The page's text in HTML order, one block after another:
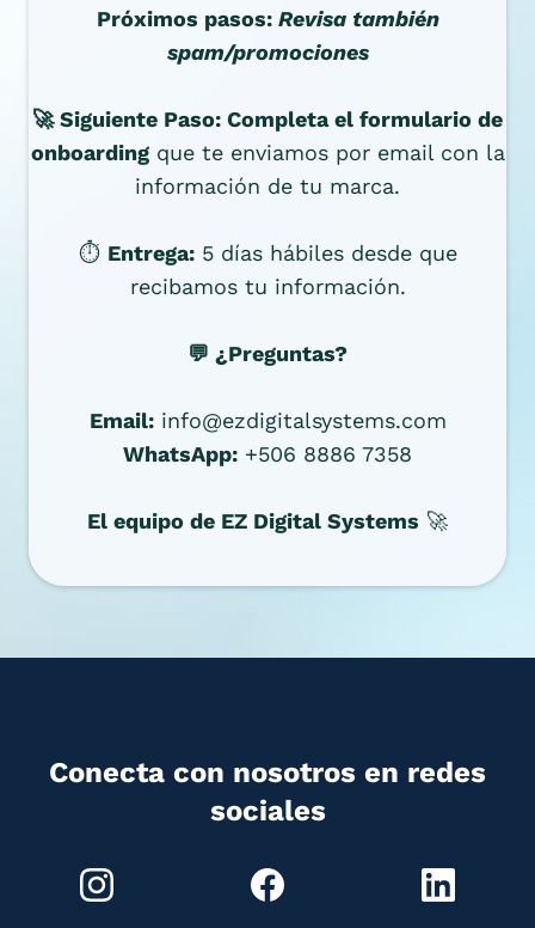
Próximos pasos: Revisa también
spam/promociones
🚀 Siguiente Paso: Completa el formulario de
onboardingque te enviamos por email con la
información de tu marca.
⏱️ Entrega:5 días hábiles desde que
recibamos tu información.
💬 ¿Preguntas?
Email: info@ezdigitalsystems.com
WhatsApp: +506 8886 7358
El equipo de EZ Digital Systems 🚀
Conecta con nosotros en redes
sociales